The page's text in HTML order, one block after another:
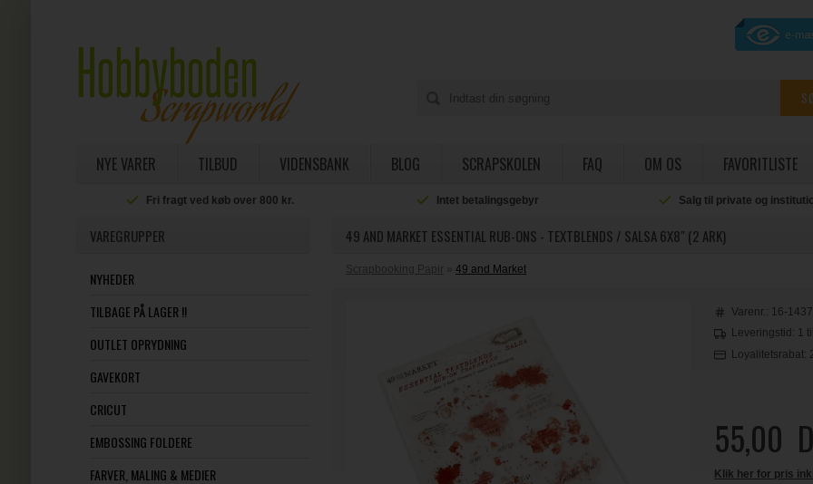
NYE VARER TILBUD VIDENSBANK BLOG SCRAPSKOLEN FAQ OM OS FAVORITLISTE
Fri fragt ved køb over 800 kr. Intet betalingsgebyr Salg til private og
VAREGRUPPER
NYHEDER
TILBAGE PÅ LAGER !!
OUTLET OPRYDNING
GAVEKORT
CRICUT
EMBOSSING FOLDERE
FARVER, MALING & MEDIER
49 AND MARKET ESSENTIAL RUB-ONS - TEXTBLENDS / SALSA 6X8" (2 ARK)
Scrapbooking Papir »49 and Market
Varenr.: 16-
Leveringstid: 1
Loyalitetsrabat:
55,00
Klik her for pris